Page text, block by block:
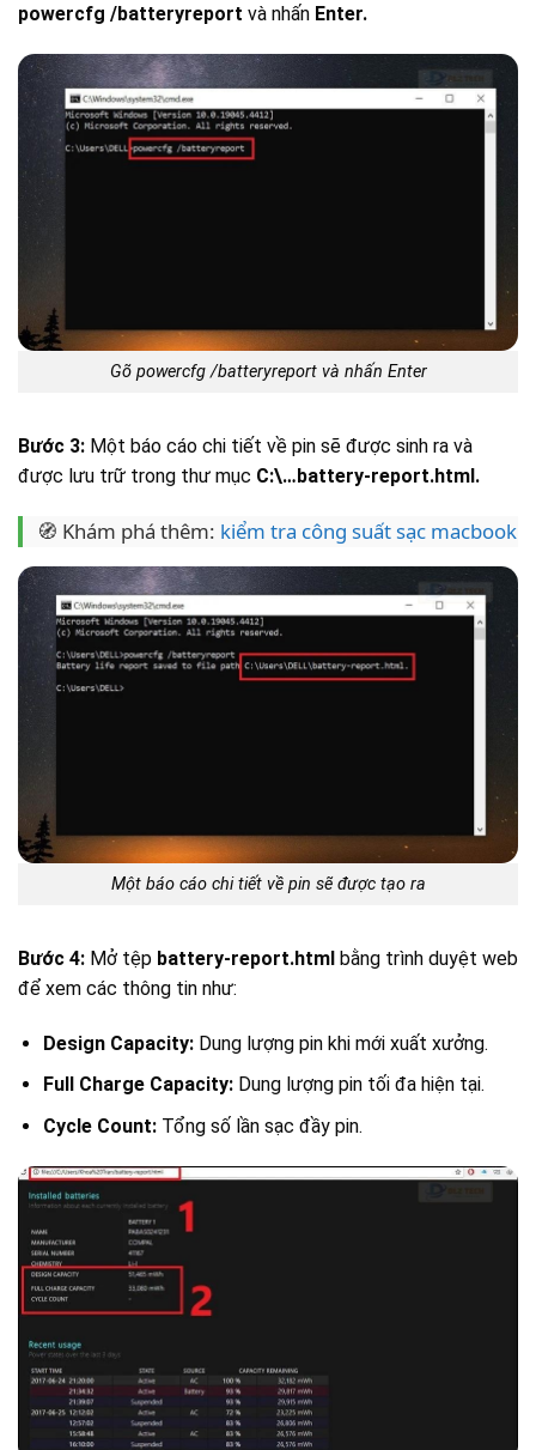
powercfg /batteryreport và nhấn Enter.
Gõ powercfg /batteryreport và nhấn Enter
Bước 3: Một báo cáo chi tiết về pin sẽ được sinh ra và
được lưu trữ trong thư mục C:\…battery-report.html.
🧭 Khám phá thêm: kiểm tra công suất sạc macbook
Một báo cáo chi tiết về pin sẽ được tạo ra
Bước 4: Mở tệp battery-report.html bằng trình duyệt web
để xem các thông tin như:
Design Capacity: Dung lượng pin khi mới xuất xưởng.
Full Charge Capacity: Dung lượng pin tối đa hiện tại.
Cycle Count: Tổng số lần sạc đầy pin.